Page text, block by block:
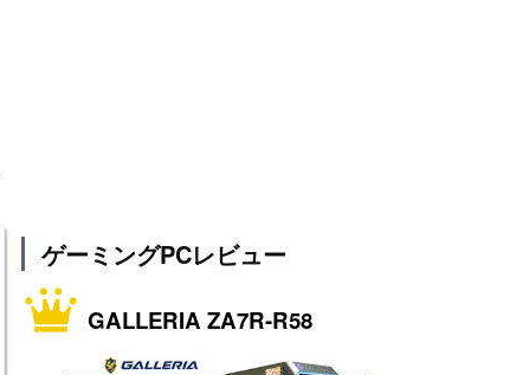
ゲーミングPCレビュー
GALLERIA ZA7R-R58